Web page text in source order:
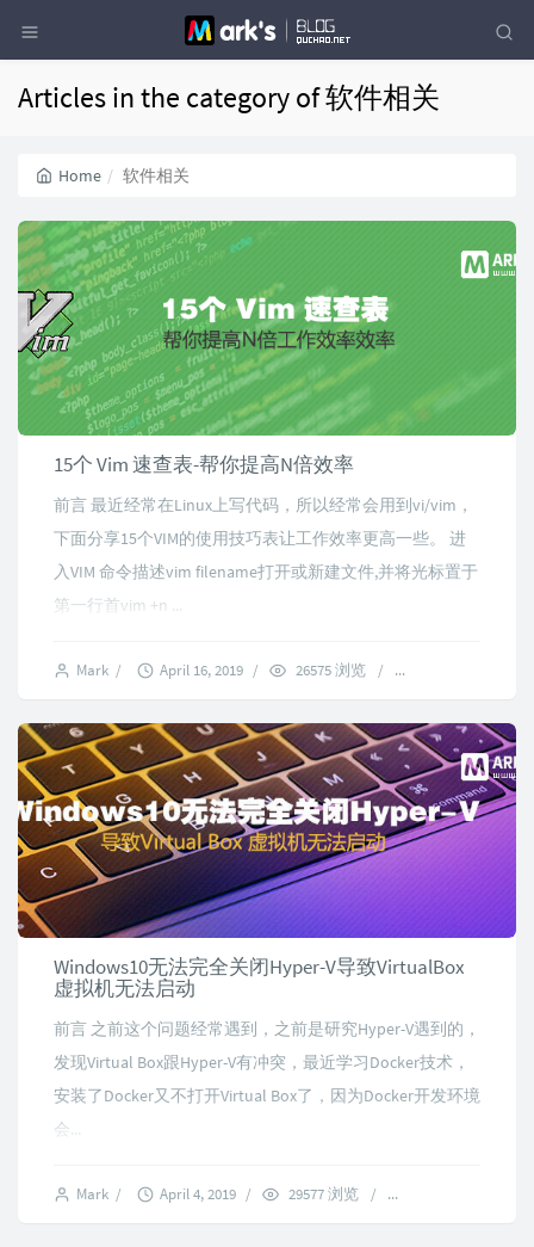
Articles in the category of 软件相关
Home 软件相关
15个 Vim 速查表-帮你提高N倍效率
前言 最近经常在Linux上写代码，所以经常会用到vi/vim，
下面分享15个VIM的使用技巧表让工作效率更高一些。 进
入VIM 命令描述vim filename打开或新建文件,并将光标置于
第一行首vim +n ...
Mark / April 16, 2019 / 26575 浏览 /
Windows10无法完全关闭Hyper-V导致VirtualBox
虚拟机无法启动
前言 之前这个问题经常遇到，之前是研究Hyper-V遇到的，
发现Virtual Box跟Hyper-V有冲突，最近学习Docker技术，
安装了Docker又不打开Virtual Box了，因为Docker开发环境
会...
Mark / April 4, 2019 / 29577 浏览 /